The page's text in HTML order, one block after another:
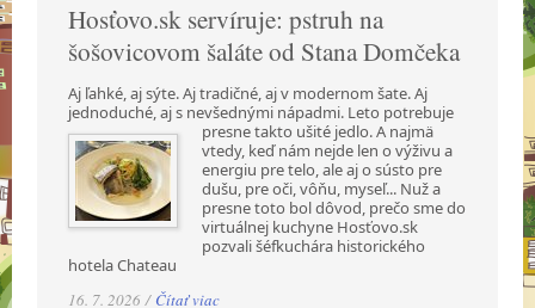
Hosťovo.sk servíruje: pstruh na
šošovicovom šaláte od Stana Domčeka
Aj ľahké, aj sýte. Aj tradičné, aj v modernom šate. Aj
jednoduché, aj s nevšednými nápadmi. Leto potrebuje
presne takto ušité jedlo. A najmä
vtedy, keď nám nejde len o výživu a
energiu pre telo, ale aj o sústo pre
dušu, pre oči, vôňu, myseľ... Nuž a
presne toto bol dôvod, prečo sme do
virtuálnej kuchyne Hosťovo.sk
pozvali šéfkuchára historického
hotela Chateau
16. 7. 2026 / Čítať viac